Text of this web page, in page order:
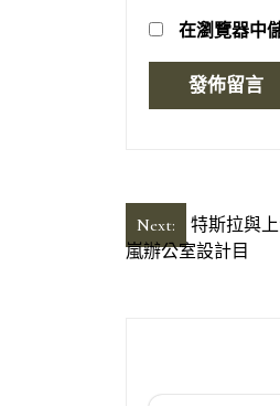
在瀏覽器中
文
章
Next:
特斯拉與
嵐辦公室設計目